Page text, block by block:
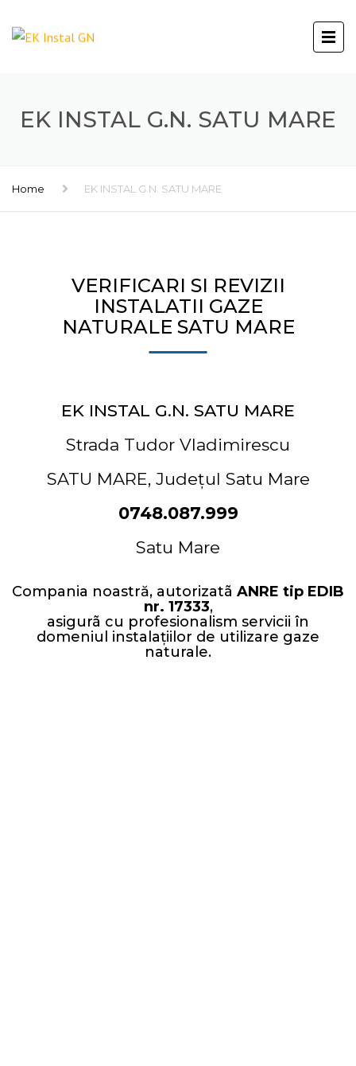
EK INSTAL G.N. SATU MARE
Home EK INSTAL G.N. SATU MARE
VERIFICARI SI REVIZII
INSTALATII GAZE
NATURALE SATU MARE
EK INSTAL G.N. SATU MARE
Strada Tudor Vladimirescu
SATU MARE, Județul Satu Mare
0748.087.999
Satu Mare
Compania noastră, autorizatã ANRE tip EDIB
nr. 17333,
asigurã cu profesionalism servicii în
domeniul instalaţiilor de utilizare gaze
naturale.